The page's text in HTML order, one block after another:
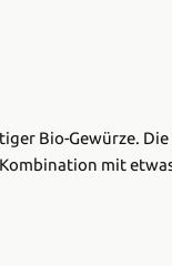
Bio-Gewürze.
mit